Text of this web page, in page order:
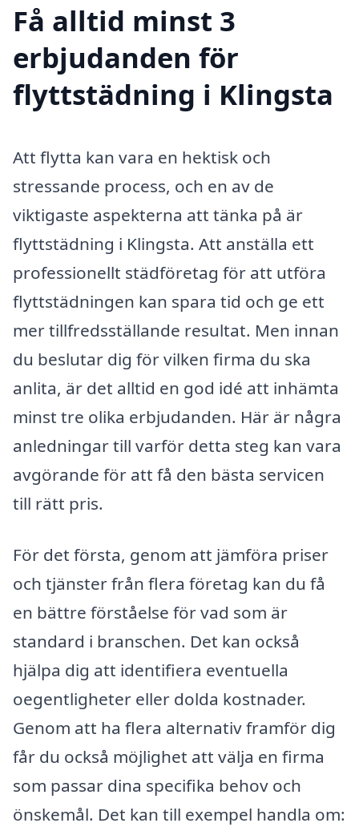
Få alltid minst 3
erbjudanden för
flyttstädning i Klingsta
Att flytta kan vara en hektisk och
stressande process, och en av de
viktigaste aspekterna att tänka på är
flyttstädning i Klingsta. Att anställa ett
professionellt städföretag för att utföra
flyttstädningen kan spara tid och ge ett
mer tillfredsställande resultat. Men innan
du beslutar dig för vilken firma du ska
anlita, är det alltid en god idé att inhämta
minst tre olika erbjudanden. Här är några
anledningar till varför detta steg kan vara
avgörande för att få den bästa servicen
till rätt pris.
För det första, genom att jämföra priser
och tjänster från flera företag kan du få
en bättre förståelse för vad som är
standard i branschen. Det kan också
hjälpa dig att identifiera eventuella
oegentligheter eller dolda kostnader.
Genom att ha flera alternativ framför dig
får du också möjlighet att välja en firma
som passar dina specifika behov och
önskemål. Det kan till exempel handla om: